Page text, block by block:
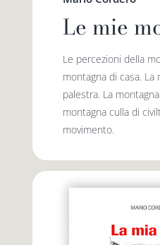
Le mie
Le percezioni della
montagna di casa. La
palestra. La
montagna culla di
movimento.